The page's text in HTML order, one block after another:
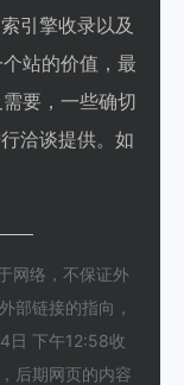
引擎收录以及
站的价值，最
要，一些确切
洽谈提供。如
网络，不保证外
部链接的指向，
日 下午12:58收
后期网页的内容